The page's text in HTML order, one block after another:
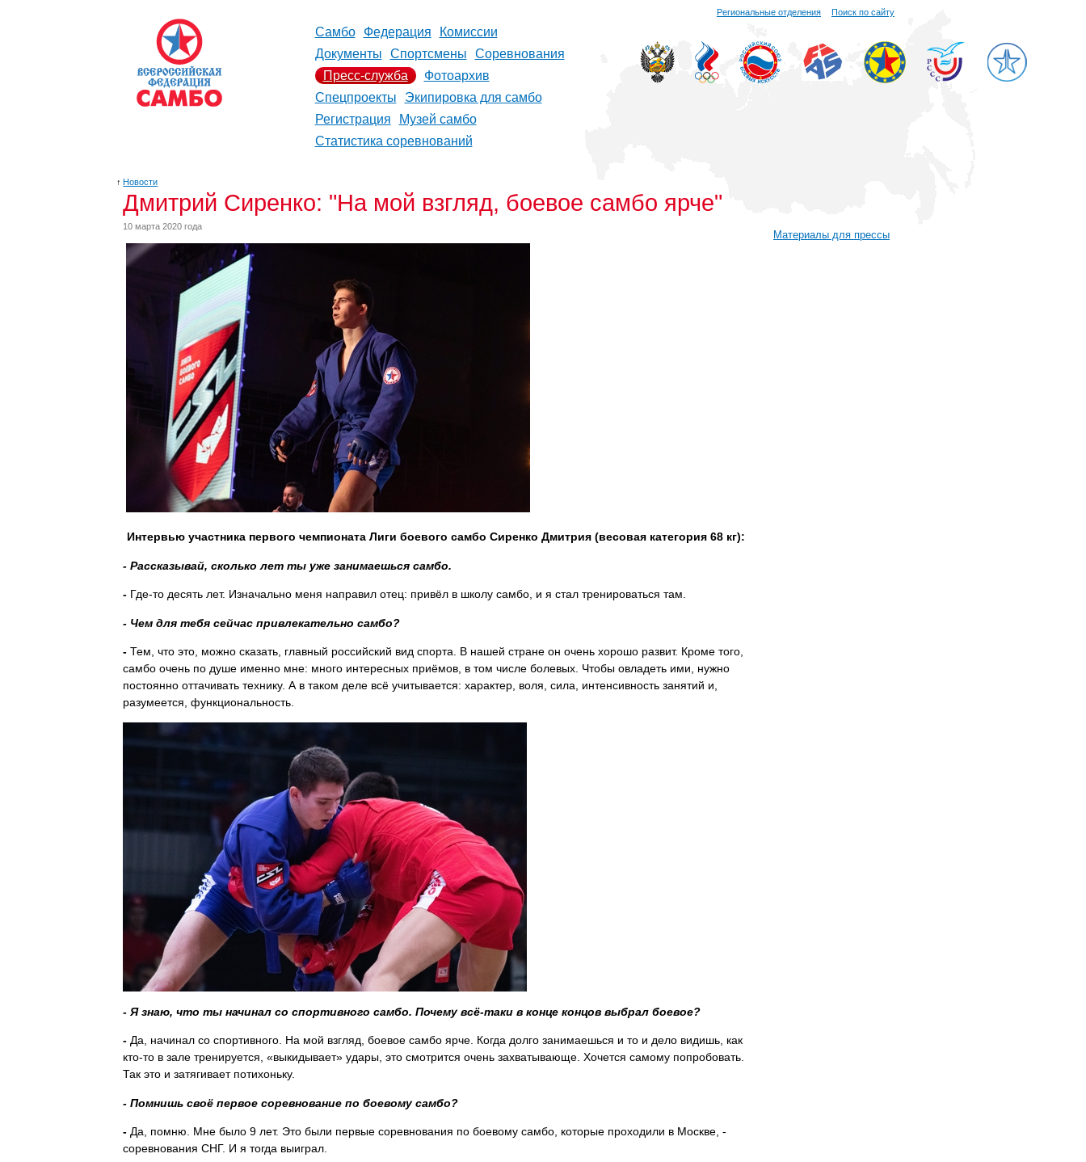
Региональные отделения Поиск по сайту
Самбо Федерация
Комиссии
Документы
Спортсмены
Соревнования
Пресс-служба
Фотоархив
Спецпроекты
Экипировка для самбо
Регистрация
Музей самбо
Статистика соревнований
↑ Новости
Дмитрий Сиренко: "На мой взгляд, боевое самбо ярче"
10 марта 2020 года
Интервью участника первого чемпионата Лиги боевого самбо Сиренко Дмитрия (весовая категория 68 кг):
- Рассказывай, сколько лет ты уже занимаешься самбо.
- Где-то десять лет. Изначально меня направил отец: привёл в школу самбо, и я стал тренироваться там.
- Чем для тебя сейчас привлекательно самбо?
- Тем, что это, можно сказать, главный российский вид спорта. В нашей стране он очень хорошо развит. Кроме того,
самбо очень по душе именно мне: много интересных приёмов, в том числе болевых. Чтобы овладеть ими, нужно
постоянно оттачивать технику. А в таком деле всё учитывается: характер, воля, сила, интенсивность занятий и,
разумеется, функциональность.
- Я знаю, что ты начинал со спортивного самбо. Почему всё-таки в конце концов выбрал боевое?
- Да, начинал со спортивного. На мой взгляд, боевое самбо ярче. Когда долго занимаешься и то и дело видишь, как
кто-то в зале тренируется, «выкидывает» удары, это смотрится очень захватывающе. Хочется самому попробовать.
Так это и затягивает потихоньку.
- Помнишь своё первое соревнование по боевому самбо?
- Да, помню. Мне было 9 лет. Это были первые соревнования по боевому самбо, которые проходили в Москве, -
соревнования СНГ. И я тогда выиграл.
Материалы для прессы